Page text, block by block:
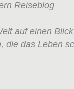
Reiseblog
auf einen
die das Leben